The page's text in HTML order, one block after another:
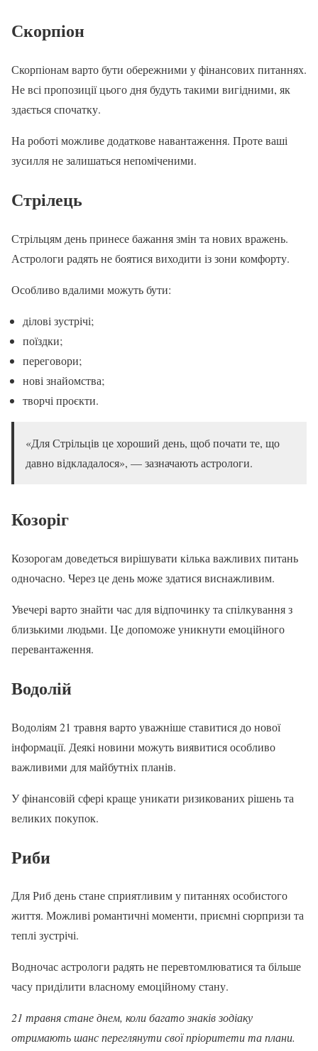
Скорпіон
Скорпіонам варто бути обережними у фінансових питаннях.
Не всі пропозиції цього дня будуть такими вигідними, як
здається спочатку.
На роботі можливе додаткове навантаження. Проте ваші
зусилля не залишаться непоміченими.
Стрілець
Стрільцям день принесе бажання змін та нових вражень.
Астрологи радять не боятися виходити із зони комфорту.
Особливо вдалими можуть бути:
ділові зустрічі;
поїздки;
переговори;
нові знайомства;
творчі проєкти.
«Для Стрільців це хороший день, щоб почати те, що
давно відкладалося», — зазначають астрологи.
Козоріг
Козорогам доведеться вирішувати кілька важливих питань
одночасно. Через це день може здатися виснажливим.
Увечері варто знайти час для відпочинку та спілкування з
близькими людьми. Це допоможе уникнути емоційного
перевантаження.
Водолій
Водоліям 21 травня варто уважніше ставитися до нової
інформації. Деякі новини можуть виявитися особливо
важливими для майбутніх планів.
У фінансовій сфері краще уникати ризикованих рішень та
великих покупок.
Риби
Для Риб день стане сприятливим у питаннях особистого
життя. Можливі романтичні моменти, приємні сюрпризи та
теплі зустрічі.
Водночас астрологи радять не перевтомлюватися та більше
часу приділити власному емоційному стану.
21 травня стане днем, коли багато знаків зодіаку
отримають шанс переглянути свої пріоритети та плани.